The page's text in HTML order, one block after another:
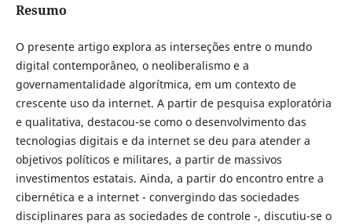
Resumo
O presente artigo explora as interseções entre o mundo
digital contemporâneo, o neoliberalismo e a
governamentalidade algorítmica, em um contexto de
crescente uso da internet. A partir de pesquisa exploratória
e qualitativa, destacou-se como o desenvolvimento das
tecnologias digitais e da internet se deu para atender a
objetivos políticos e militares, a partir de massivos
investimentos estatais. Ainda, a partir do encontro entre a
cibernética e a internet - convergindo das sociedades
disciplinares para as sociedades de controle -, discutiu-se o